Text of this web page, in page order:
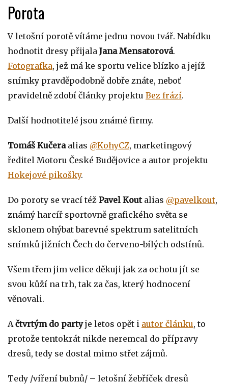
Porota
V letošní porotě vítáme jednu novou tvář. Nabídku
hodnotit dresy přijala Jana Mensatorová.
Fotografka, jež má ke sportu velice blízko a jejíž
snímky pravděpodobně dobře znáte, neboť
pravidelně zdobí články projektu Bez frází.
Další hodnotitelé jsou známé firmy.
Tomáš Kučeraalias @KohyCZ, marketingový
ředitel Motoru České Budějovice a autor projektu
Hokejové pikošky.
Do poroty se vrací též Pavel Koutalias @pavelkout,
známý harcíř sportovně grafického světa se
sklonem ohýbat barevné spektrum satelitních
snímků jižních Čech do červeno-bílých odstínů.
Všem třem jim velice děkuji jak za ochotu jít se
svou kůží na trh, tak za čas, který hodnocení
věnovali.
A čtvrtým do partyje letos opět i autor článku, to
protože tentokrát nikde neremcal do přípravy
dresů, tedy se dostal mimo střet zájmů.
Tedy /víření bubnů/ – letošní žebříček dresů